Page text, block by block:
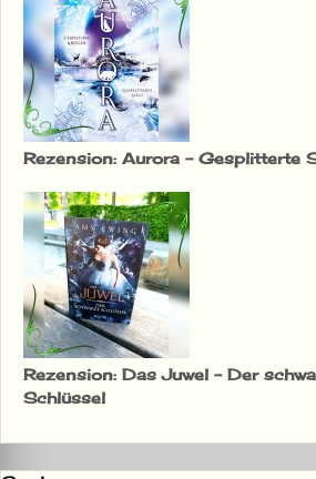
Rezension: Aurora – Gesplitterte
Rezension: Das Juwel – Der
Schlüssel